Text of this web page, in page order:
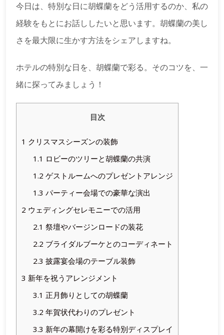
今日は、特別な日に胡蝶蘭をどう活用するのか、私の
経験をもとにお話ししたいと思います。胡蝶蘭の美し
さを最大限に生かす方法をシェアしますね。
ホテルの特別な日を、胡蝶蘭で彩る。そのコツを、一
緒に探ってみましょう！
目次
1 クリスマスシーズンの装飾
1.1 ロビーのツリーと胡蝶蘭の共演
1.2 ゲストルームへのプレゼントアレンジ
1.3 パーティー会場での豪華な演出
2 ウェディングセレモニーでの活用
2.1 祭壇やバージンロードの装花
2.2 ブライダルブーケとのコーディネート
2.3 披露宴会場のテーブル装飾
3 新年を祝うアレンジメント
3.1 正月飾りとしての胡蝶蘭
3.2 年賀状代わりのプレゼント
3.3 新年の幕開けを彩る特別ディスプレイ